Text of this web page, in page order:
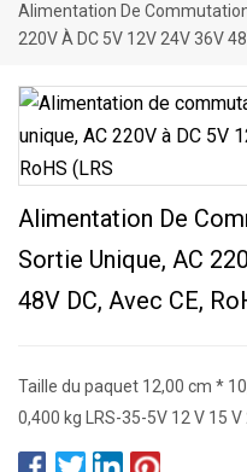
Alimentation De
220V À DC 5V 12V 24V 36V
Alimentation De
Sortie Unique, AC
48V DC, Avec CE,
Taille du paquet 12,00 cm *
0,400 kg LRS-35-5V 12 V 15